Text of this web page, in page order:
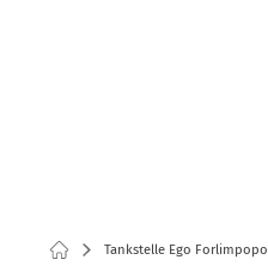
Tankstelle Ego